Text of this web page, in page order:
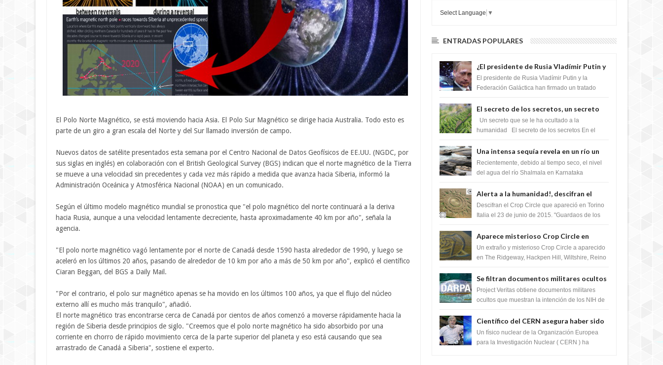
El Polo Norte Magnético, se está moviendo hacia Asia. El Polo Sur Magnético se dirige hacia Australia. Todo esto es
parte de un giro a gran escala del Norte y del Sur llamado inversión de campo.
Nuevos datos de satélite presentados esta semana por el Centro Nacional de Datos Geofísicos de EE.UU. (NGDC, por
sus siglas en inglés) en colaboración con el British Geological Survey (BGS) indican que el norte magnético de la Tierra
se mueve a una velocidad sin precedentes y cada vez más rápido a medida que avanza hacia Siberia, informó la
Administración Oceánica y Atmosférica Nacional (NOAA) en un comunicado.
Según el último modelo magnético mundial se pronostica que "el polo magnético del norte continuará a la deriva
hacia Rusia, aunque a una velocidad lentamente decreciente, hasta aproximadamente 40 km por año", señala la
agencia.
"El polo norte magnético vagó lentamente por el norte de Canadá desde 1590 hasta alrededor de 1990, y luego se
aceleró en los últimos 20 años, pasando de alrededor de 10 km por año a más de 50 km por año", explicó el científico
Ciaran Beggan, del BGS a Daily Mail.
"Por el contrario, el polo sur magnético apenas se ha movido en los últimos 100 años, ya que el flujo del núcleo
externo allí es mucho más tranquilo", añadió.
El norte magnético tras encontrarse cerca de Canadá por cientos de años comenzó a moverse rápidamente hacia la
región de Siberia desde principios de siglo. "Creemos que el polo norte magnético ha sido absorbido por una
corriente en chorro de rápido movimiento cerca de la parte superior del planeta y eso está causando que sea
arrastrado de Canadá a Siberia", sostiene el experto.
Select Language ▼
ENTRADAS POPULARES
¿El presidente de Rusia Vladímir Putin y
la Federación Galactica han firmado un
tratado para acabar con los Sionistas?
El presidente de Rusia Vladímir Putin y la
Federación Galáctica han firmado un tratado
Si...
El secreto de los secretos, un secreto
que cambiaría por completo el destino
de la humanidad
Un secreto que se le ha ocultado a la
humanidad El secreto de los secretos En el
m...
Una intensa sequía revela en un río un
impresionante hallazgo de miles de
Shiva Lingas
Recientemente, debido al tiempo seco, el nivel
del agua del río Shalmala en Karnataka
Shiv...
Alerta a la humanidad!, descifran el
mensaje del Crop Circle de Torino ,Italia
Descifran el Crop Circle que apareció en Torino
Italia el 23 de junio de 2015. "Guardaos de los
Aparece misterioso Crop Circle en
Reino Unido 23 de junio 2016
Un extraño y misterioso Crop Circle a aparecido
en The Ridgeway, Hackpen Hill, Wiltshire, Reino
Se filtran documentos militares ocultos
que muestran la intención de los NIH de
crear el SARS-CoV-2, utilizando la
Project Veritas obtiene documentos militares
ocultos que muestran la intención de los NIH de
Científico del CERN asegura haber sido
ayudado por seres de luz durante una
prueba del Colisionador de Hadrones
Un físico nuclear de la Organización Europea
para la Investigación Nuclear ( CERN ) ha